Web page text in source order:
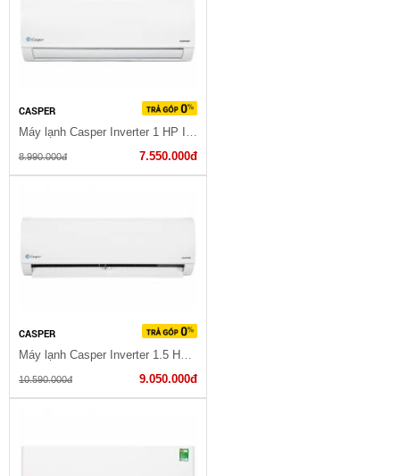
CASPER
8.990.000đ 7.550.000đ
CASPER
10.590.000đ 9.050.000đ